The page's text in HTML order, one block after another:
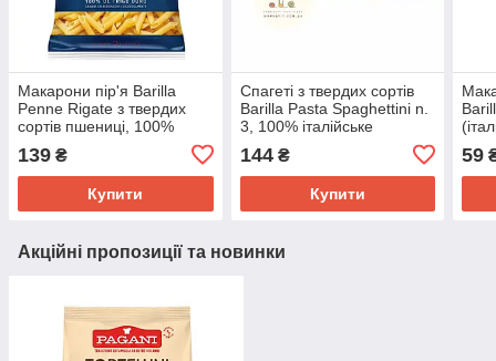
Макарони пір'я Barilla
Penne Rigate з твердих
сортів пшениці, 100%
139 ₴
Купити
Спагеті з твердих сортів
Barilla Pasta Spaghettini n.
3, 100% італійське
144₴
Купити
59
Акційні пропозиції та новинки